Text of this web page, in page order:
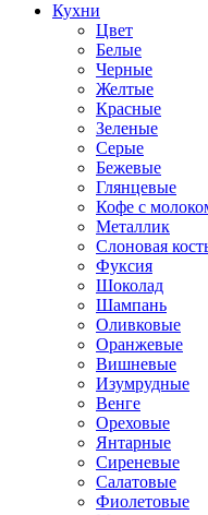
Кухни
Цвет
Белые
Черные
Желтые
Красные
Зеленые
Серые
Бежевые
Глянцевые
Кофе с
Металлик
Слоновая
Фуксия
Шоколад
Шампань
Оливковые
Оранжевые
Вишневые
Изумрудные
Венге
Ореховые
Янтарные
Сиреневые
Салатовые
Фиолетовые